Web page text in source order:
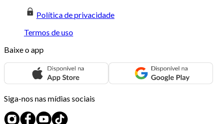
Política de privacidade
Termos de uso
Baixe o app
Siga-nos nas mídias sociais